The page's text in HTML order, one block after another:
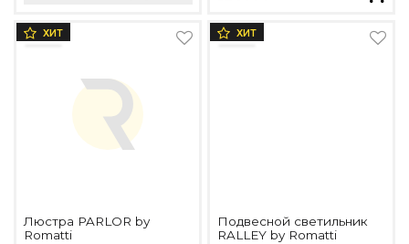
ХИТ
Люстра PARLOR by
Romatti
ХИТ
Подвесной светильник
RALLEY by Romatti